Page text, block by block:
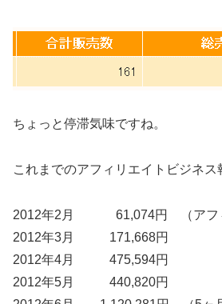
ちょっと停滞気味ですね。
これまでのアフィリエイトビジネス
2012年2月 61,074円 （アフィ
2012年3月 171,668円
2012年4月 475,594円
2012年5月 440,820円